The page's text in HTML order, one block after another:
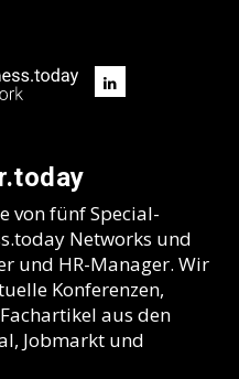
von fünf Special-
Networks und
und HR-Manager. Wir
Konferenzen,
aus den
Jobmarkt und